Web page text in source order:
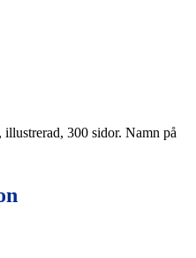
300 sidor. Namn på